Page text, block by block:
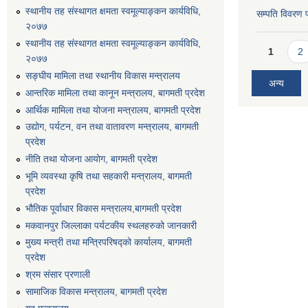
स्थानीय तह संस्थागत क्षमता स्वमूल्याङ्कन कार्यविधि,
२०७७
स्थानीय तह संस्थागत क्षमता स्वमूल्याङ्कन कार्यविधि,
२०७७
सङ्घीय मामिला तथा स्थानीय विकास मन्त्रालय
आन्तरिक मामिला तथा कानून मन्त्रालय, बागमती प्रदेश
आर्थिक मामिला तथा योजना मन्त्रालय, बागमती प्रदेश
उद्योग, पर्यटन, वन तथा वातावरण मन्त्रालय, बागमती
प्रदेश
नीति तथा योजना आयोग, बागमती प्रदेश
भूमि व्यवस्था कृषि तथा सहकारी मन्त्रालय, बागमती
प्रदेश
भौतिक पूर्वाधार विकास मन्त्रालय,बागमती प्रदेश
मकवानपुर जिल्लाका पर्यटकीय स्थलहरुको जानकारी
मुख्य मन्त्री तथा मन्त्रिपरिषद्को कार्यालय, बागमती
प्रदेश
श्रम संसार प्रणाली
सामाजिक विकास मन्त्रालय, बागमती प्रदेश
सम्पति विवरण
Pages
1 2
अन्य